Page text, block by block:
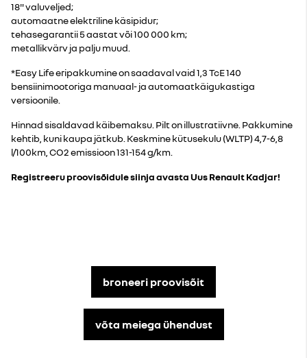
18" valuveljed;
automaatne elektriline käsipidur;
tehasegarantii 5 aastat või 100 000 km;
metallikvärv ja palju muud.
*Easy Life eripakkumine on saadaval vaid 1,3 TcE 140
bensiinimootoriga manuaal- ja automaatkäigukastiga
versioonile.
Hinnad sisaldavad käibemaksu. Pilt on illustratiivne. Pakkumine
kehtib, kuni kaupa jätkub. Keskmine kütusekulu (WLTP) 4,7-6,8
l/100km, CO2 emissioon 131-154 g/km.
Registreeru proovisõidulesiinja avasta Uus Renault Kadjar!
broneeri proovisõit
võta meiega ühendust